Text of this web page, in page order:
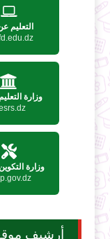
التعليم
وزارة
وزارة
أرشيف